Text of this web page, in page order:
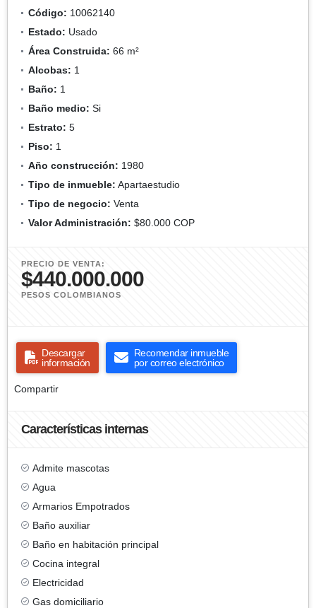
Código: 10062140
Estado: Usado
Área Construida: 66 m²
Alcobas: 1
Baño: 1
Baño medio: Si
Estrato: 5
Piso: 1
Año construcción: 1980
Tipo de inmueble: Apartaestudio
Tipo de negocio: Venta
Valor Administración: $80.000 COP
PRECIO DE VENTA:
$440.000.000
PESOS COLOMBIANOS
Descargar
información
Recomendar inmueble
por correo electrónico
Compartir
Características internas
Admite mascotas
Agua
Armarios Empotrados
Baño auxiliar
Baño en habitación principal
Cocina integral
Electricidad
Gas domiciliario